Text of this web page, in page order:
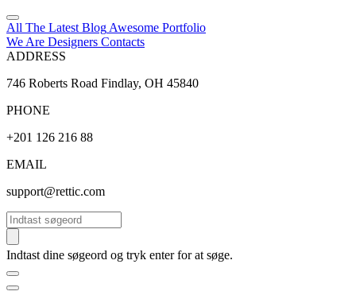
All The Latest Blog Awesome Portfolio
We Are Designers Contacts
ADDRESS
746 Roberts Road Findlay, OH 45840
PHONE
+201 126 216 88
EMAIL
support@rettic.com
Søg
Indtast dine søgeord og tryk enter for at søge.